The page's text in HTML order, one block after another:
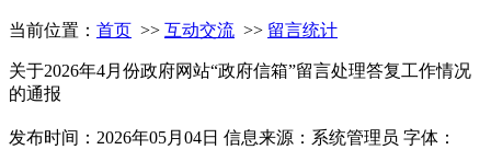
当前位置： 首页 >> 互动交流 >> 留言统计
关于2026年4月份政府网站“政府信箱”留言处理答复工作情况
的通报
发布时间：2026年05月04日 信息来源：系统管理员 字体：